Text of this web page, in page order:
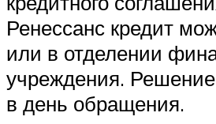
Ренессанс кредит
или в отделении
учреждения.
в день обращения.